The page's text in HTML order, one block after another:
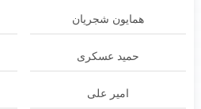
همایون شجریان
حمید عسکری
امیر علی